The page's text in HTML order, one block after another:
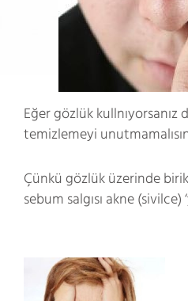
Eğer gözlük kullnıyorsanız
temizlemeyi
Çünkü gözlük üzerinde
sebum salgısı akne